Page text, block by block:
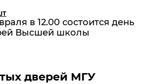
в 12.00 состоится день
Высшей школы
дверей МГУ